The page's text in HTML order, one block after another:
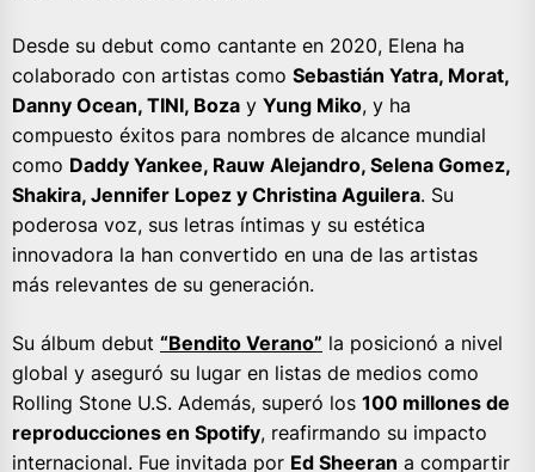
Desde su debut como cantante en 2020, Elena ha
colaborado con artistas como Sebastián Yatra, Morat,
Danny Ocean, TINI, Boza y Yung Miko, y ha
compuesto éxitos para nombres de alcance mundial
como Daddy Yankee, Rauw Alejandro, Selena Gomez,
Shakira, Jennifer Lopez y Christina Aguilera. Su
poderosa voz, sus letras íntimas y su estética
innovadora la han convertido en una de las artistas
más relevantes de su generación.
Su álbum debut “Bendito Verano” la posicionó a nivel
global y aseguró su lugar en listas de medios como
Rolling Stone U.S. Además, superó los 100 millones de
reproducciones en Spotify, reafirmando su impacto
internacional. Fue invitada por Ed Sheeran a compartir